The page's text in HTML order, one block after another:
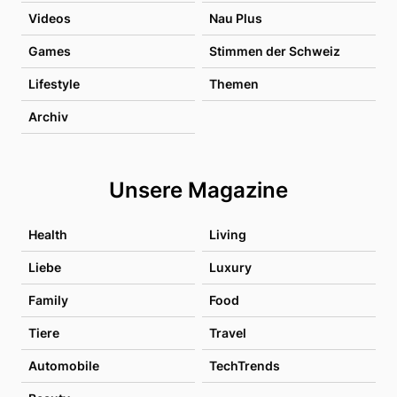
Videos Nau Plus
Games Stimmen der Schweiz
Lifestyle Themen
Archiv
Unsere Magazine
Health Living
Liebe Luxury
Family Food
Tiere Travel
Automobile TechTrends